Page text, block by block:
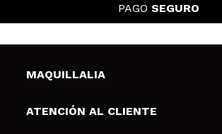
PAGO SEGURO
MAQUILLALIA
Sobre nosotros
ATENCIÓN AL CLIENTE